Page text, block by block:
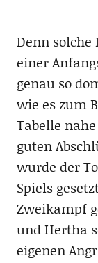
Denn
einer
genau so
wie es zum
Tabelle
guten
wurde der
Spiels
Zweikampf
und Hertha
eigenen